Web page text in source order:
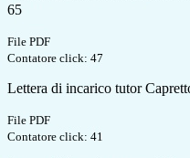
65
File PDF
Contatore click: 47
Lettera di incarico tutor
File PDF
Contatore click: 41